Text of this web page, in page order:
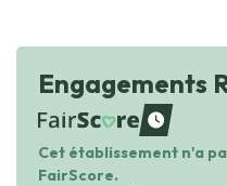
Engagements
waiting
Cet établissement n'a
FairScore.